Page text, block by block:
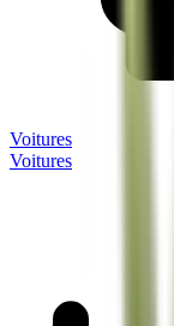
Voitures
Voitures